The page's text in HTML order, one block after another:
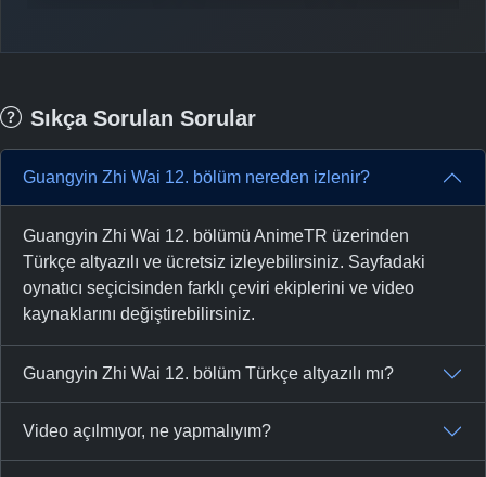
Sıkça Sorulan Sorular
Guangyin Zhi Wai 12. bölüm nereden izlenir?
Guangyin Zhi Wai 12. bölümü AnimeTR üzerinden
Türkçe altyazılı ve ücretsiz izleyebilirsiniz. Sayfadaki
oynatıcı seçicisinden farklı çeviri ekiplerini ve video
kaynaklarını değiştirebilirsiniz.
Guangyin Zhi Wai 12. bölüm Türkçe altyazılı mı?
Video açılmıyor, ne yapmalıyım?